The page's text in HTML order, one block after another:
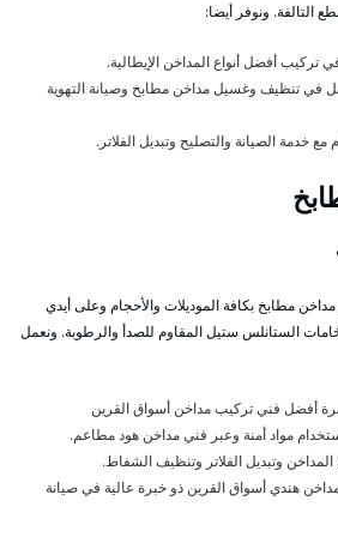
التالفة. ونوفر أيضا:
أفضل أنواع المداخن الإيطالية.
في تنظيف وغسيل مداخن مطابخ وصيانة التهوية
خدمة الصيانة والتصليح وتبديل الفلاتر.
مطابخ بكافة الموديلات والأحجام وعلى أيدي
الستانلس ستيل المقاوم للصدأ والرطوبة. ونعمل
أفضل فني تركيب مداخن أسواق القرين
مواد أمنة وعبر فني مداخن هود مطاعم.
المداخن وتبديل الفلاتر وتنظيف الشفاط.
هندي أسواق القرين ذو خبرة عالية في صيانة